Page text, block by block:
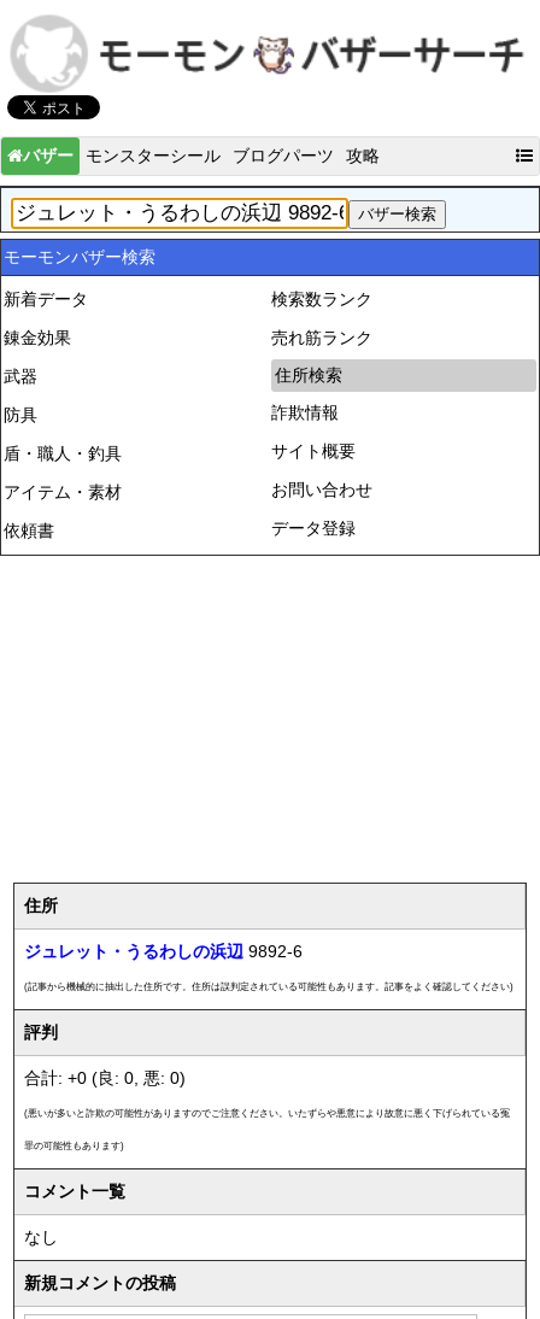
バザー モンスターシール ブログパーツ 攻略
モーモンバザー検索
新着データ
錬金効果
武器
防具
盾・職人・釣具
アイテム・素材
依頼書
検索数ランク
売れ筋ランク
住所検索
詐欺情報
サイト概要
お問い合わせ
データ登録
住所
ジュレット・うるわしの浜辺 9892-6
(記事から機械的に抽出した住所です。住所は誤判定されている可能性もあります。記事をよく確認してください)
評判
合計: +0 (良: 0, 悪: 0)
(悪いが多いと詐欺の可能性がありますのでご注意ください。いたずらや悪意により故意に悪く下げられている冤
罪の可能性もあります)
コメント一覧
なし
新規コメントの投稿